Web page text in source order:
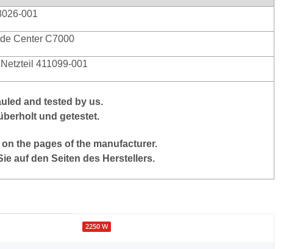
001
Center C7000
411099-001
and tested by us.
und getestet.
the pages of the manufacturer.
auf den Seiten des Herstellers.
2250 W